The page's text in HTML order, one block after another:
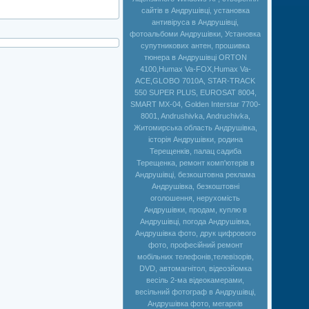
сайтів в Андрушівці, установка
антивіруса в Андрушівці,
фотоальбоми Андрушівки, Установка
супутникових антен, прошивка
тюнера в Андрушівці ORTON
4100,Humax Va-FOX,Нumax Va-
ACE,GLOBO 7010A, STAR-TRACK
550 SUPER PLUS, EUROSAT 8004,
SMART MX-04, Golden Interstar 7700-
8001, Andrushivka, Andruchivka,
Житомирська область Андрушівка,
історія Андрушівки, родина
Терещенків, палац садиба
Терещенка, ремонт комп'ютерів в
Андрушівці, безкоштовна реклама
Андрушівка, безкоштовні
оголошення, нерухомість
Андрушівки, продам, куплю в
Андрушівці, погода Андрушівка,
Андрушівка фото, друк цифрового
фото, професійний ремонт
мобільних телефонів,телевізорів,
DVD, автомагнітол, відеозйомка
весіль 2-ма відеокамерами,
весільний фотограф в Андрушівці,
Андрушівка фото, мегархів